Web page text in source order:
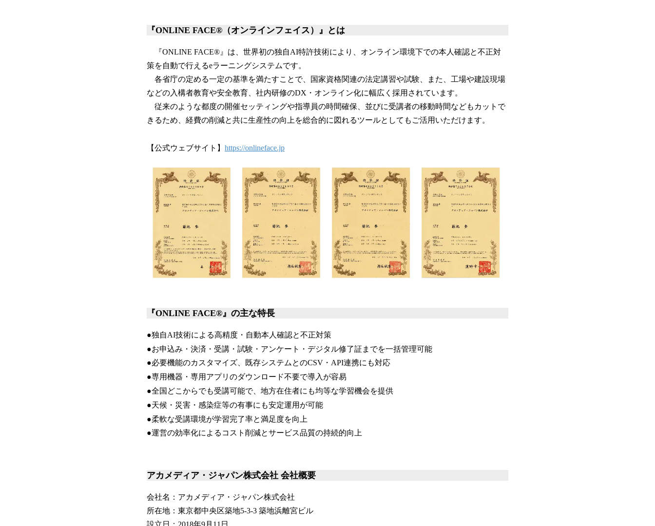
『ONLINE FACE®（オンラインフェイス）』とは
『ONLINE FACE®』は、世界初の独自AI特許技術により、オンライン環境下での本人確認と不正対
策を自動で行えるeラーニングシステムです。
各省庁の定める一定の基準を満たすことで、国家資格関連の法定講習や試験、また、工場や建設現場
などの入構者教育や安全教育、社内研修のDX・オンライン化に幅広く採用されています。
従来のような都度の開催セッティングや指導員の時間確保、並びに受講者の移動時間などもカットで
きるため、経費の削減と共に生産性の向上を総合的に図れるツールとしてもご活用いただけます。
【公式ウェブサイト】 https://onlineface.jp
『ONLINE FACE®』の主な特長
●独自AI技術による高精度・自動本人確認と不正対策
●お申込み・決済・受講・試験・アンケート・デジタル修了証までを一括管理可能
●必要機能のカスタマイズ、既存システムとのCSV・API連携にも対応
●専用機器・専用アプリのダウンロード不要で導入が容易
●全国どこからでも受講可能で、地方在住者にも均等な学習機会を提供
●天候・災害・感染症等の有事にも安定運用が可能
●柔軟な受講環境が学習完了率と満足度を向上
●運営の効率化によるコスト削減とサービス品質の持続的向上
アカメディア・ジャパン株式会社 会社概要
会社名：アカメディア・ジャパン株式会社
所在地：東京都中央区築地5-3-3 築地浜離宮ビル
設立日：2018年9月11日